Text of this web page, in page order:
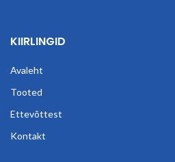
KIIRLINGID
Avaleht
Tooted
Ettevõttest
Kontakt